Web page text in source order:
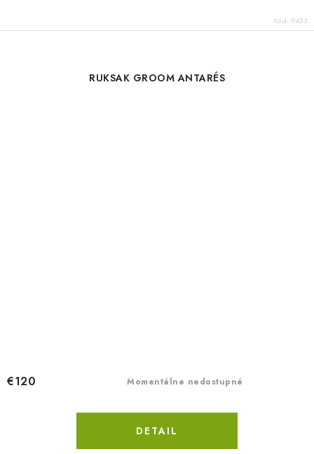
Kód: 9453
RUKSAK GROOM ANTARÉS
Momentálne nedostupné
€120
DETAIL